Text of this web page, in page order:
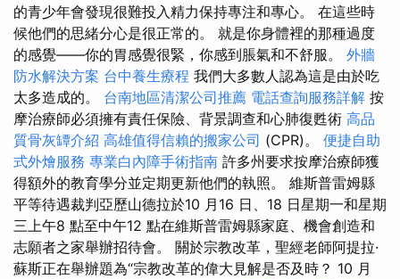
的青少年會發現很難投入精力保持專注和專心。 在這些時
候他們的思緒分心是很正常的。 就是你身體裡的那種過度
的感覺——你的胃感覺很緊，你感到脹氣和不舒服。 外牆
防水解決方案 台中養生療程 我們大多數人認為這是由於吃
太多造成的。 台南地區清潔公司推薦 電話查詢服務詳解 按
摩治療師必須擁有責任保險、背景調查和心肺復甦術 高品
質骨灰罈介紹 高雄值得信賴的搬家公司 (CPR)。 便捷自助
式外燴服務 專業白內障手術指南 許多州要求按摩治療師獲
得額外的教育學分並定期更新他們的執照。 維斯普雷姆縣
平等待遇裁判亞歷山德拉於10 月16 日、18 日星期一和星期
三上午8 點至中午12 點在維斯普雷姆縣家庭、機會創造和
志願者之家舉辦招待會。 關於宗教改革，聖經老師阿提拉·
蘇斯正在舉辦題為“宗教改革的偉大見解是否及時？ 10 月